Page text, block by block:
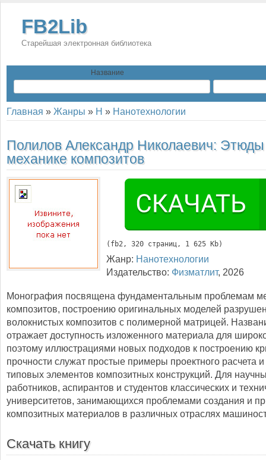
FB2Lib
Старейшая электронная библиотека
Название
Главная » Жанры » Н » Нанотехнологии
Полилов Александр Николаевич: Этюды
механике композитов
( fb2, 320 страниц, 1 625 Kb)
Жанр: Нанотехнологии
Издательство: Физматлит, 2026
Монография посвящена фундаментальным проблемам
композитов, построению оригинальных моделей
волокнистых композитов с полимерной матрицей.
отражает доступность изложенного материала для
поэтому иллюстрациями новых подходов к построению
прочности служат простые примеры проектного расчета
типовых элементов композитных конструкций. Для
работников, аспирантов и студентов классических и
университетов, занимающихся проблемами создания и
композитных материалов в различных отраслях
Скачать книгу